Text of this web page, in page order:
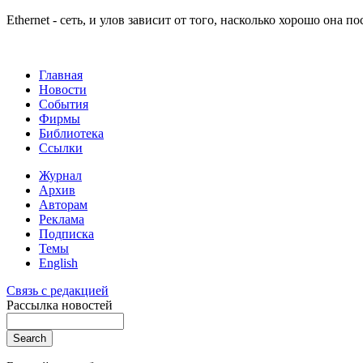
Ethernet - сеть, и улов зависит от того, насколько хорошо она
Главная
Новости
События
Фирмы
Библиотека
Ссылки
Журнал
Архив
Авторам
Реклама
Подписка
Темы
English
Связь с редакцией
Рассылка новостей